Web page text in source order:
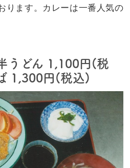
ります。カレーは一番人気の
うどん 1,100円(税
1,300円(税込)